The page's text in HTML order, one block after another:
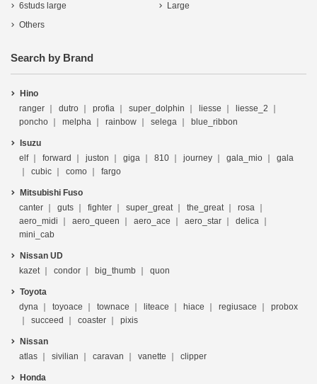
6studs large
Large
Others
Search by Brand
Hino
ranger
dutro profia super_dolphin liesse
liesse_2
poncho
melpha rainbow selega blue_ribbon
Isuzu
elf
forward juston giga 810 journey gala_mio
gala
cubic
como fargo
Mitsubishi Fuso
canter
guts fighter super_great the_great
rosa
aero_midi
aero_queen aero_ace aero_star
delica
mini_cab
Nissan UD
kazet
condor big_thumb quon
Toyota
dyna
toyoace townace liteace hiace regiusace
probox
succeed
coaster pixis
Nissan
atlas
sivilian caravan vanette clipper
Honda